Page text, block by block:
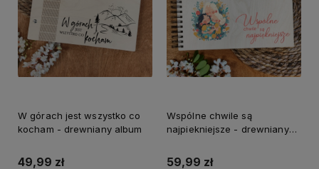
W górach jest wszystko co
kocham - drewniany album
49,99 zł
Wspólne chwile są
najpiekniejsze - drewniany
59,99 zł